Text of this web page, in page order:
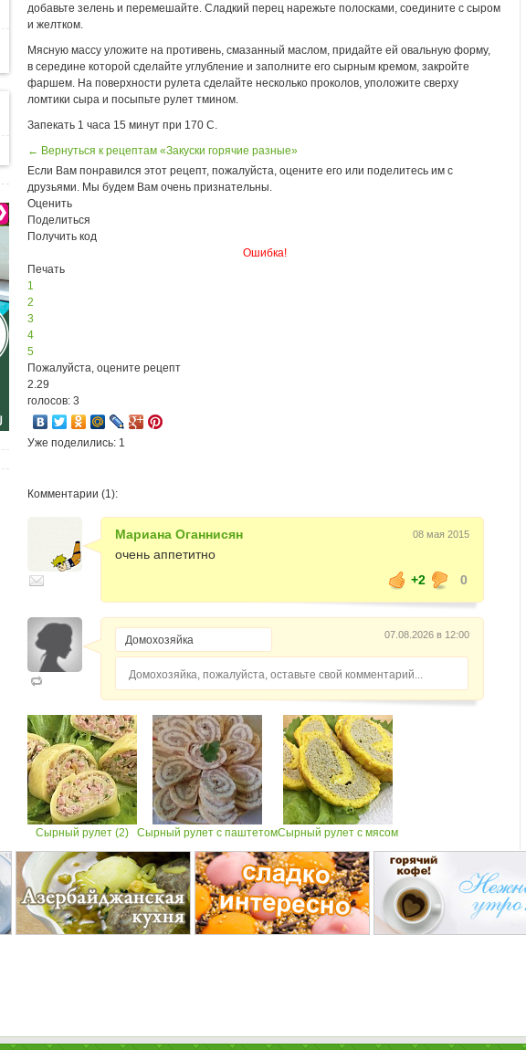
добавьте зелень и перемешайте. Сладкий перец нарежьте полосками, соедините с сыром
и желтком.
Мясную массу уложите на противень, смазанный маслом, придайте ей овальную форму,
в середине которой сделайте углубление и заполните его сырным кремом, закройте
фаршем. На поверхности рулета сделайте несколько проколов, уположите сверху
ломтики сыра и посыпьте рулет тмином.
Запекать 1 часа 15 минут при 170 С.
← Вернуться к рецептам «Закуски горячие разные»
Если Вам понравился этот рецепт, пожалуйста, оцените его или поделитесь им с
друзьями. Мы будем Вам очень признательны.
Оценить
Поделиться
Получить код
Ошибка!
Печать
1
2
3
4
5
Пожалуйста, оцените рецепт
2.29
голосов: 3
Уже поделились: 1
Комментарии (1):
Мариана Оганнисян 08 мая 2015
очень аппетитно
+2
0
07.08.2026 в 12:00
Домохозяйка, пожалуйста, оставьте свой комментарий...
Сырный рулет (2) Сырный рулет с паштетомСырный рулет с мясом